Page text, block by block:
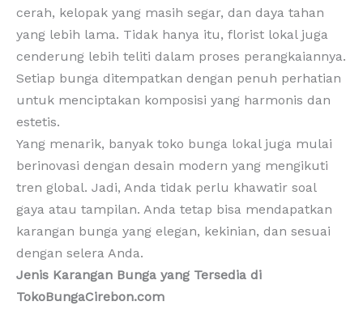
cerah, kelopak yang masih segar, dan daya tahan
yang lebih lama. Tidak hanya itu, florist lokal juga
cenderung lebih teliti dalam proses perangkaiannya.
Setiap bunga ditempatkan dengan penuh perhatian
untuk menciptakan komposisi yang harmonis dan
estetis.
Yang menarik, banyak toko bunga lokal juga mulai
berinovasi dengan desain modern yang mengikuti
tren global. Jadi, Anda tidak perlu khawatir soal
gaya atau tampilan. Anda tetap bisa mendapatkan
karangan bunga yang elegan, kekinian, dan sesuai
dengan selera Anda.
Jenis Karangan Bunga yang Tersedia di
TokoBungaCirebon.com